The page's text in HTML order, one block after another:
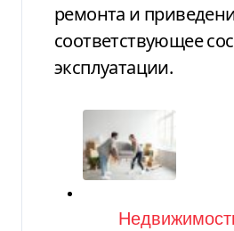
ремонта и
соответствующее
эксплуатации.
Категория